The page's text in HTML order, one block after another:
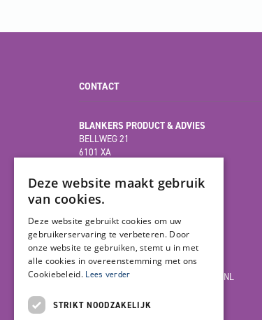
CONTACT
BLANKERS PRODUCT & ADVIES
BELLWEG 21
6101 XA
(HOOFDVESTIGING)
6004 AX
WEERT
INFO@BLANKERSPRODUCT-ADVIES.NL
Deze website maakt gebruik
van cookies.
Deze website gebruikt cookies om uw
gebruikerservaring te verbeteren. Door
onze website te gebruiken, stemt u in met
alle cookies in overeenstemming met ons
Cookiebeleid. Lees verder
STRIKT NOODZAKELIJK